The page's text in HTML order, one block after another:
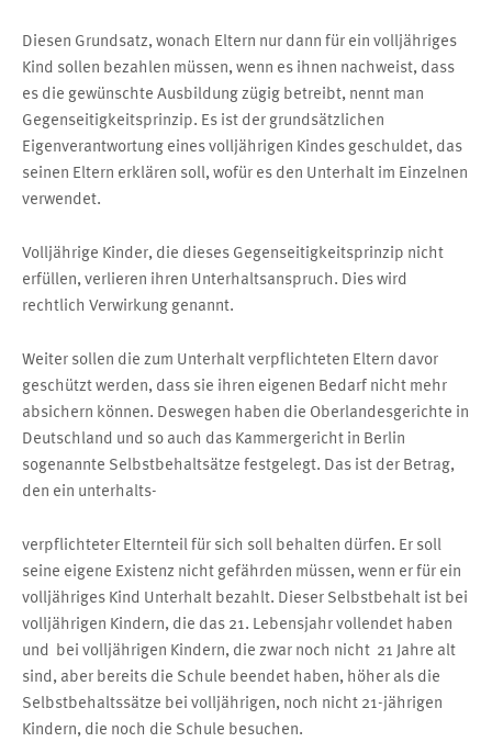
Diesen Grundsatz, wonach Eltern nur dann für ein volljähriges
Kind sollen bezahlen müssen, wenn es ihnen nachweist, dass
es die gewünschte Ausbildung zügig betreibt, nennt man
Gegenseitigkeitsprinzip. Es ist der grundsätzlichen
Eigenverantwortung eines volljährigen Kindes geschuldet, das
seinen Eltern erklären soll, wofür es den Unterhalt im Einzelnen
verwendet.
Volljährige Kinder, die dieses Gegenseitigkeitsprinzip nicht
erfüllen, verlieren ihren Unterhaltsanspruch. Dies wird
rechtlich Verwirkung genannt.
Weiter sollen die zum Unterhalt verpflichteten Eltern davor
geschützt werden, dass sie ihren eigenen Bedarf nicht mehr
absichern können. Deswegen haben die Oberlandesgerichte in
Deutschland und so auch das Kammergericht in Berlin
sogenannte Selbstbehaltsätze festgelegt. Das ist der Betrag,
den ein unterhalts-
verpflichteter Elternteil für sich soll behalten dürfen. Er soll
seine eigene Existenz nicht gefährden müssen, wenn er für ein
volljähriges Kind Unterhalt bezahlt. Dieser Selbstbehalt ist bei
volljährigen Kindern, die das 21. Lebensjahr vollendet haben
und bei volljährigen Kindern, die zwar noch nicht 21 Jahre alt
sind, aber bereits die Schule beendet haben, höher als die
Selbstbehaltssätze bei volljährigen, noch nicht 21-jährigen
Kindern, die noch die Schule besuchen.